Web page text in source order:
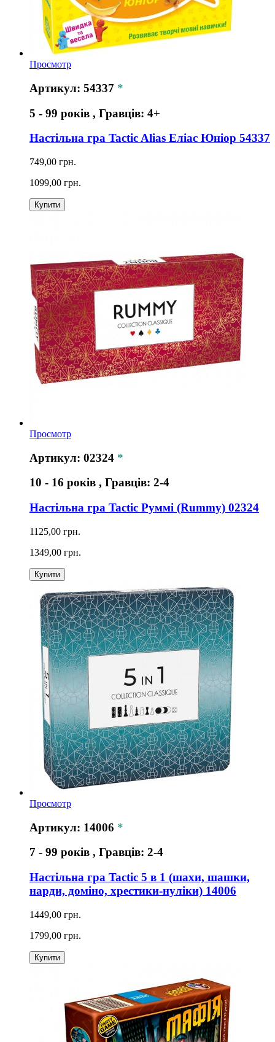
Просмотр
Артикул: 54337 *
5 - 99 років , Гравців: 4+
Настільна гра Tactic Alias Еліас Юніор 54337
749,00 грн.
1099,00 грн.
Купити
Просмотр
Артикул: 02324 *
10 - 16 років , Гравців: 2-4
Настільна гра Tactic Руммі (Rummy) 02324
1125,00 грн.
1349,00 грн.
Купити
Просмотр
Артикул: 14006 *
7 - 99 років , Гравців: 2-4
Настільна гра Tactic 5 в 1 (шахи, шашки,
нарди, доміно, хрестики-нуліки) 14006
1449,00 грн.
1799,00 грн.
Купити